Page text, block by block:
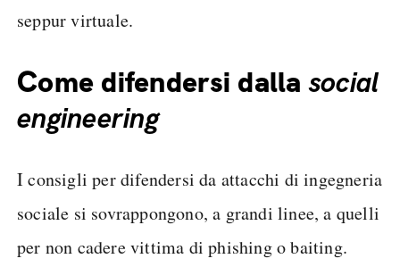
seppur virtuale.
Come difendersi dallasocial
engineering
I consigli per difendersi da attacchi di ingegneria
sociale si sovrappongono, a grandi linee, a quelli
per non cadere vittima di phishing o baiting.